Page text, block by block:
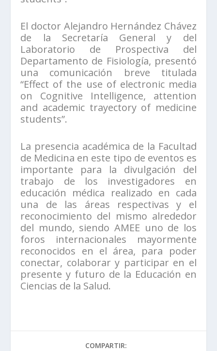
El doctor Alejandro Hernández Chávez
de la Secretaría General y del
Laboratorio de Prospectiva del
Departamento de Fisiología, presentó
una comunicación breve titulada
“Effect of the use of electronic media
on Cognitive Intelligence, attention
and academic trayectory of medicine
students”.
La presencia académica de la Facultad
de Medicina en este tipo de eventos es
importante para la divulgación del
trabajo de los investigadores en
educación médica realizado en cada
una de las áreas respectivas y el
reconocimiento del mismo alrededor
del mundo, siendo AMEE uno de los
foros internacionales mayormente
reconocidos en el área, para poder
conectar, colaborar y participar en el
presente y futuro de la Educación en
Ciencias de la Salud.
COMPARTIR: